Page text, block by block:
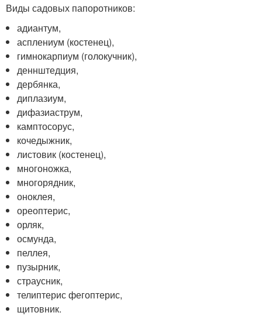
Виды садовых папоротников:
адиантум,
асплениум (костенец),
гимнокарпиум (голокучник),
деннштедция,
дербянка,
диплазиум,
дифазиаструм,
камптосорус,
кочедыжник,
листовик (костенец),
многоножка,
многорядник,
оноклея,
ореоптерис,
орляк,
осмунда,
пеллея,
пузырник,
страусник,
телиптерис фегоптерис,
щитовник.